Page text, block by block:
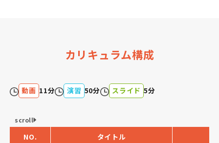
カリキュラム構成
動画 11分 演習 50分 スライド 5分
scroll
NO.
タイトル